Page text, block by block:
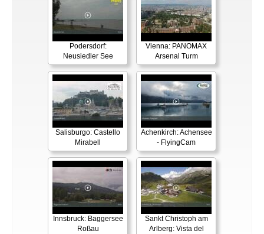
Podersdorf:
Neusiedler See
Vienna: PANOMAX
Arsenal Turm
Salisburgo: Castello
Mirabell
Achenkirch: Achensee
- FlyingCam
Innsbruck: Baggersee
Roßau
Sankt Christoph am
Arlberg: Vista del